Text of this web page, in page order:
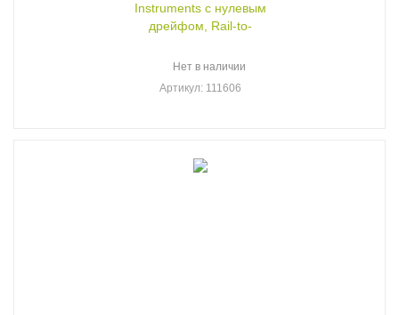
Instruments с нулевым
дрейфом, Rail-to-
Нет в наличии
Артикул: 111606